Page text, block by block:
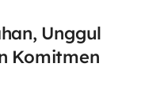
Unggul
Komitmen